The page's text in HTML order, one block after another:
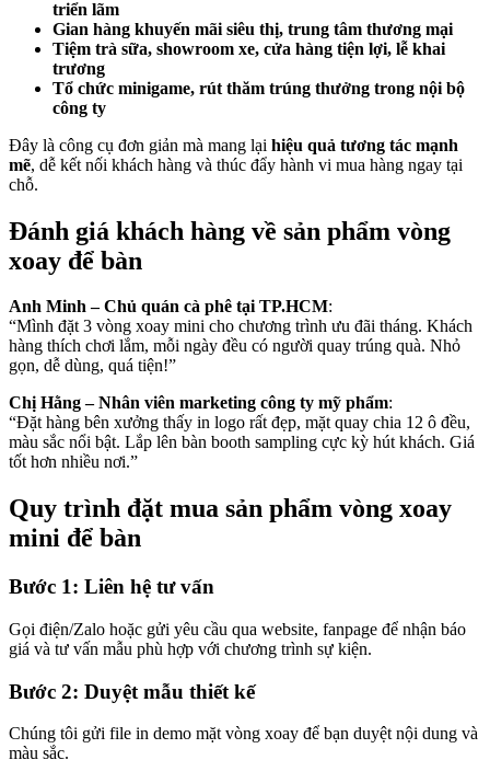
triển lãm
Gian hàng khuyến mãi siêu thị, trung tâm thương mại
Tiệm trà sữa, showroom xe, cửa hàng tiện lợi, lễ khai
trương
Tổ chức minigame, rút thăm trúng thưởng trong nội bộ
công ty
Đây là công cụ đơn giản mà mang lại hiệu quả tương tác mạnh
mẽ, dễ kết nối khách hàng và thúc đẩy hành vi mua hàng ngay tại
chỗ.
Đánh giá khách hàng về sản phẩm vòng
xoay để bàn
Anh Minh – Chủ quán cà phê tại TP.HCM:
“Mình đặt 3 vòng xoay mini cho chương trình ưu đãi tháng. Khách
hàng thích chơi lắm, mỗi ngày đều có người quay trúng quà. Nhỏ
gọn, dễ dùng, quá tiện!”
Chị Hằng – Nhân viên marketing công ty mỹ phẩm:
“Đặt hàng bên xưởng thấy in logo rất đẹp, mặt quay chia 12 ô đều,
màu sắc nổi bật. Lắp lên bàn booth sampling cực kỳ hút khách. Giá
tốt hơn nhiều nơi.”
Quy trình đặt mua sản phẩm vòng xoay
mini để bàn
Bước 1: Liên hệ tư vấn
Gọi điện/Zalo hoặc gửi yêu cầu qua website, fanpage để nhận báo
giá và tư vấn mẫu phù hợp với chương trình sự kiện.
Bước 2: Duyệt mẫu thiết kế
Chúng tôi gửi file in demo mặt vòng xoay để bạn duyệt nội dung và
màu sắc.